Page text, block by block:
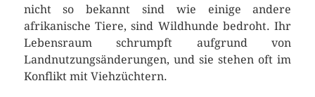
nicht so bekannt sind wie einige andere
afrikanische Tiere, sind Wildhunde bedroht. Ihr
Lebensraum schrumpft aufgrund von
Landnutzungsänderungen, und sie stehen oft im
Konflikt mit Viehzüchtern.